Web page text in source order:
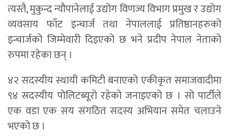
त्यस्तै, मुकुन्द न्यौपानेलाई उद्योग विणज्य विभाग प्रमुख र उद्योग
व्यवसाय फाँट इन्चार्ज तथा नेपाललाई प्रतिष्ठानहरुको
इन्चार्जको जिम्मेवारी दिइएको छ भने प्रदीप नेपाल नेताको
रुपमा रहेका छन् ।
४२ सदस्यीय स्थायी कमिटी बनाएको एकीकृत समाजवादीमा
९४ सदस्यीय पोलिटब्यूरो रहेको जनाइएको छ । सो पार्टीले
एक वडा एक सय संगठित सदस्य अभियान समेत चलाउने
भएको छ ।